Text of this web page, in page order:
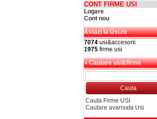
CONT FIRME USI
Logare
Cont nou
Astazi la Usi.ro
7074 usi&accesorii
1975 firme usi
Cautare usi&firme
Cauta Firme USI
Cautare avansata Usi